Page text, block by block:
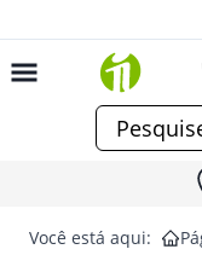
Você está aqui: